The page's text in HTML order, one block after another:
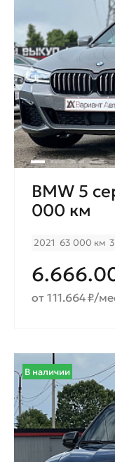
BMW 5
000 км
2021 63 000 км
от 111.664₽/
В наличии